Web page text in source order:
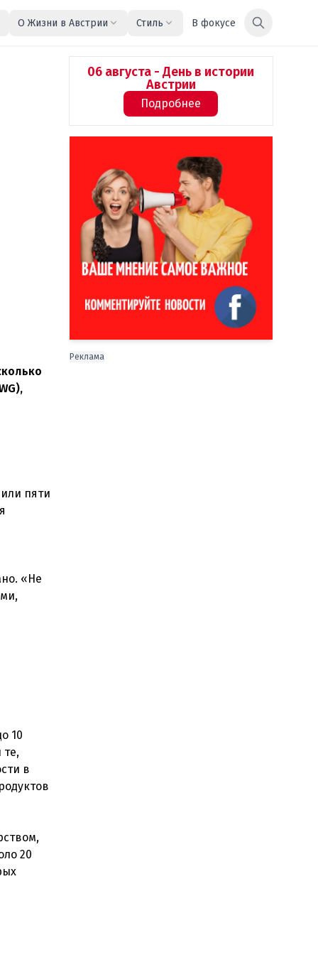
О Жизни в Австрии Стиль В фокусе
пяти
«Не
10
те,
в
20
06 августа - День в истории
Австрии
Подробнее
Реклама